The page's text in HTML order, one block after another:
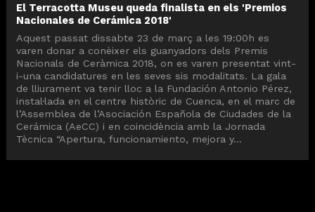
El Terracotta Museu queda finalista en els 'Premios
Nacionales de Cerámica 2018'
Aquest passat dissabte 23 de març a les 19:00h es
varen donar a conèixer els guanyadors dels Premis
Nacionals de Ceràmica 2018, on es varen presentat vint-
i-una candidatures en les seves sis modalitats. La gala
de lliurament va tenir lloc a la Fundación Antonio Pérez,
instal·lada en el centre històric de Cuenca, en el marc de
l’Assemblea de l’Asociación Española de Ciudades de la
Cerámica (AeCC) i en coincidència amb la Jornada
Tècnica “Apertura, funcionamiento, mejora y...